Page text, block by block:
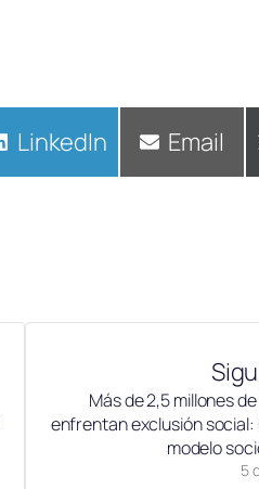
Compartir
LinkedIn Email
5
Más de 2,5 millones
enfrentan exclusión
modelo